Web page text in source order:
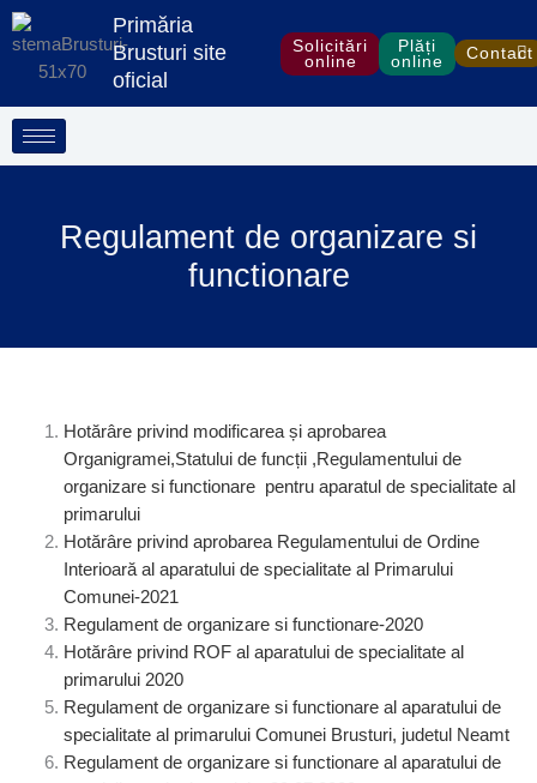
Treci
conținut
Primăria
Brusturi site
oficial
Solicitări
online
Plăți
online
Contact
Regulament de organizare si
functionare
Hotărâre privind modificarea și aprobarea
Organigramei,Statului de funcții ,Regulamentului de
organizare si functionare pentru aparatul de specialitate al
primarului
Hotărâre privind aprobarea Regulamentului de Ordine
Interioară al aparatului de specialitate al Primarului
Comunei-2021
Regulament de organizare si functionare-2020
Hotărâre privind ROF al aparatului de specialitate al
primarului 2020
Regulament de organizare si functionare al aparatului de
specialitate al primarului Comunei Brusturi, judetul Neamt
Regulament de organizare si functionare al aparatului de